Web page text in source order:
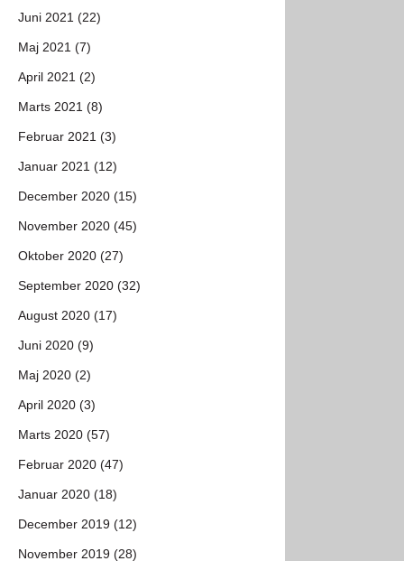
Juni 2021 (22)
Maj 2021 (7)
April 2021 (2)
Marts 2021 (8)
Februar 2021 (3)
Januar 2021 (12)
December 2020 (15)
November 2020 (45)
Oktober 2020 (27)
September 2020 (32)
August 2020 (17)
Juni 2020 (9)
Maj 2020 (2)
April 2020 (3)
Marts 2020 (57)
Februar 2020 (47)
Januar 2020 (18)
December 2019 (12)
November 2019 (28)